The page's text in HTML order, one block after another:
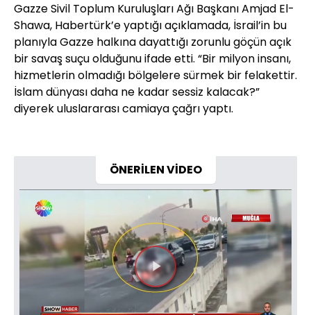
Gazze Sivil Toplum Kuruluşları Ağı Başkanı Amjad El-
Shawa, Habertürk’e yaptığı açıklamada, İsrail’in bu
planıyla Gazze halkına dayattığı zorunlu göçün açık
bir savaş suçu olduğunu ifade etti. “Bir milyon insanı,
hizmetlerin olmadığı bölgelere sürmek bir felakettir.
İslam dünyası daha ne kadar sessiz kalacak?”
diyerek uluslararası camiaya çağrı yaptı.
ÖNERİLEN VİDEO
Videoyu
Oynat